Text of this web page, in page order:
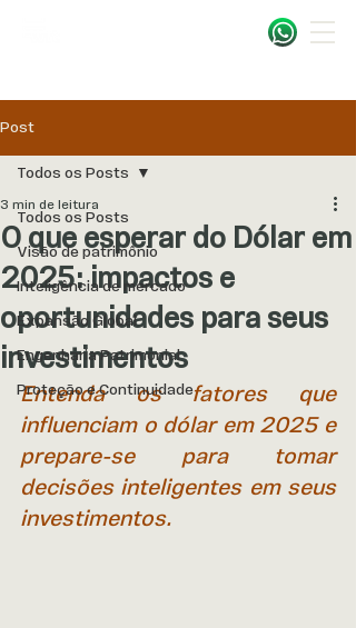
Post
Todos os Posts
Visão de patrimônio
Inteligência de mercado
Expansão Global
Engenharia Patrimonial
Proteção e Continuidade
Todos os Posts
O que esperar do Dólar em
2025: impactos e
oportunidades para seus
investimentos
3 min de leitura
Entenda os fatores que
influenciam o dólar em 2025 e
prepare-se para tomar
decisões inteligentes em seus
investimentos.